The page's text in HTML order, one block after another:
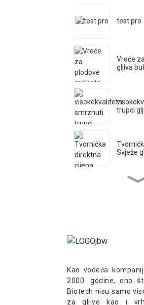
test pro
Vreće
gljiva
trupci
Svježe
Qihe
prinos
Mrijest
Kao vodeća
2000. godine, ono
Biotech nisu samo
za gljive kao i